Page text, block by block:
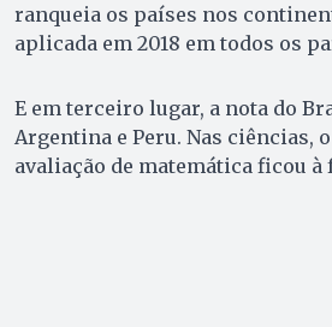
ranqueia os países nos
aplicada em 2018 em todos os
E em terceiro lugar, a nota do
Argentina e Peru. Nas ciências,
avaliação de matemática ficou